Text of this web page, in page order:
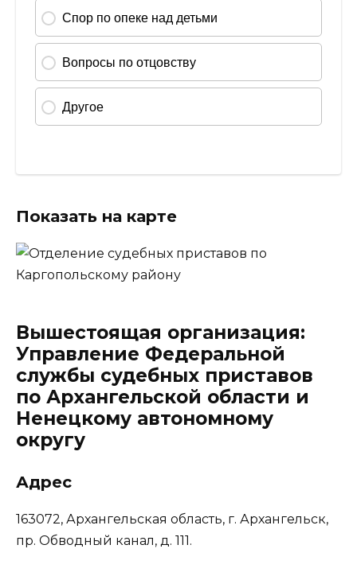
Показать на карте
Вышестоящая организация:
Управление Федеральной
службы судебных приставов
по Архангельской области и
Ненецкому автономному
округу
Адрес
163072, Архангельская область, г. Архангельск,
пр. Обводный канал, д. 111.